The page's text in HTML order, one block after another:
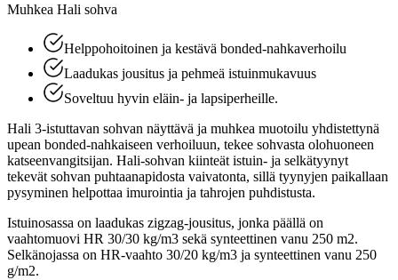
Muhkea Hali sohva
Helppohoitoinen ja kestävä bonded-nahkaverhoilu
Laadukas jousitus ja pehmeä istuinmukavuus
Soveltuu hyvin eläin- ja lapsiperheille.
Hali 3-istuttavan sohvan näyttävä ja muhkea muotoilu yhdistettynä
upean bonded-nahkaiseen verhoiluun, tekee sohvasta olohuoneen
katseenvangitsijan. Hali-sohvan kiinteät istuin- ja selkätyynyt
tekevät sohvan puhtaanapidosta vaivatonta, sillä tyynyjen paikallaan
pysyminen helpottaa imurointia ja tahrojen puhdistusta.
Istuinosassa on laadukas zigzag-jousitus, jonka päällä on
vaahtomuovi HR 30/30 kg/m3 sekä synteettinen vanu 250 m2.
Selkänojassa on HR-vaahto 30/20 kg/m3 ja synteettinen vanu 250
g/m2.